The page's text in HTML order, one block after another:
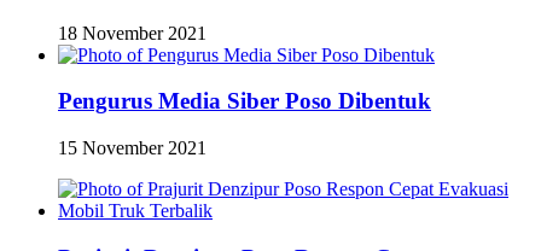
18 November 2021
Pengurus Media Siber Poso Dibentuk
15 November 2021